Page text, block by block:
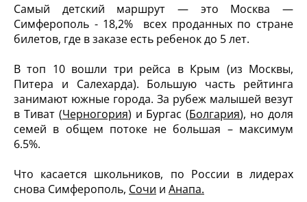
Самый детский маршрут — это Москва —
Симферополь - 18,2% всех проданных по стране
билетов, где в заказе есть ребенок до 5 лет.
В топ 10 вошли три рейса в Крым (из Москвы,
Питера и Салехарда). Большую часть рейтинга
занимают южные города. За рубеж малышей везут
в Тиват (Черногория) и Бургас (Болгария), но доля
семей в общем потоке не большая – максимум
6.5%.
Что касается школьников, по России в лидерах
снова Симферополь, Сочи и Анапа.